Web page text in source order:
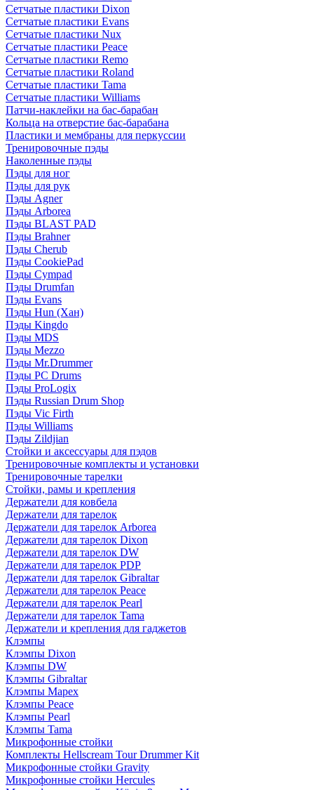
Сетчатые пластики Dixon
Сетчатые пластики Evans
Сетчатые пластики Nux
Сетчатые пластики Peace
Сетчатые пластики Remo
Сетчатые пластики Roland
Сетчатые пластики Tama
Сетчатые пластики Williams
Патчи-наклейки на бас-барабан
Кольца на отверстие бас-барабана
Пластики и мембраны для перкуссии
Тренировочные пэды
Наколенные пэды
Пэды для ног
Пэды для рук
Пэды Agner
Пэды Arborea
Пэды BLAST PAD
Пэды Brahner
Пэды Cherub
Пэды CookiePad
Пэды Cympad
Пэды Drumfan
Пэды Evans
Пэды Hun (Хан)
Пэды Kingdo
Пэды MDS
Пэды Mezzo
Пэды Mr.Drummer
Пэды PC Drums
Пэды ProLogix
Пэды Russian Drum Shop
Пэды Vic Firth
Пэды Williams
Пэды Zildjian
Стойки и аксессуары для пэдов
Тренировочные комплекты и установки
Тренировочные тарелки
Стойки, рамы и крепления
Держатели для ковбела
Держатели для тарелок
Держатели для тарелок Arborea
Держатели для тарелок Dixon
Держатели для тарелок DW
Держатели для тарелок PDP
Держатели для тарелок Gibraltar
Держатели для тарелок Peace
Держатели для тарелок Pearl
Держатели для тарелок Tama
Держатели и крепления для гаджетов
Клэмпы
Клэмпы Dixon
Клэмпы DW
Клэмпы Gibraltar
Клэмпы Mapex
Клэмпы Peace
Клэмпы Pearl
Клэмпы Tama
Микрофонные стойки
Комплекты Hellscream Tour Drummer Kit
Микрофонные стойки Gravity
Микрофонные стойки Hercules